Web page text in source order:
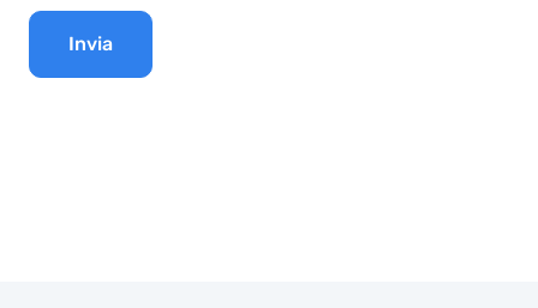
Invia